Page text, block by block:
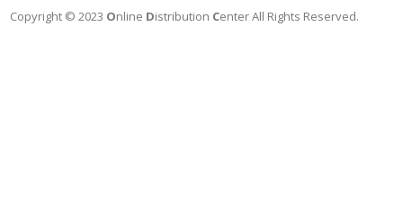
Copyright © 2023 Online Distribution Center All Rights Reserved.